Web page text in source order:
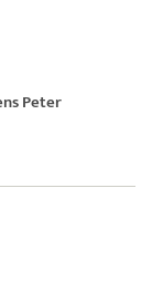
Peter